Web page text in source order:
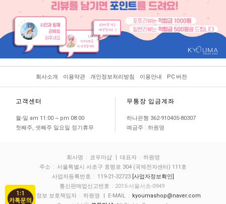
회사소개 이용약관 개인정보처리방침 이용안내 PC 버전
고객센터
월-일 am 11:00 ~ pm 08:00
첫째주, 셋째주 일요일 정기휴무
무통장 입금계좌
하나은행 362-910405-80307
예금주 : 하원영
회사명 : 쿄우마샵 | 대표자 : 하원영
주소 : 서울특별시 서초구 효령로 304 (국제전자센터) 111호
사업자등록번호 : 119-21-32723 [사업자정보확인]
통신판매업신고번호 : 2015-서울서초-0949
개인정보 보호책임자 : 하원영 | E-MAIL :
kyoumashop@naver.com